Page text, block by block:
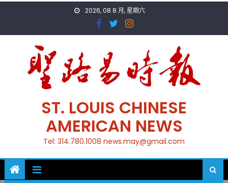
2026, 08 8 月, 星期六
ST. LOUIS CHINESE
AMERICAN NEWS
Tel: 314.780.1008 news.may@gmail.com